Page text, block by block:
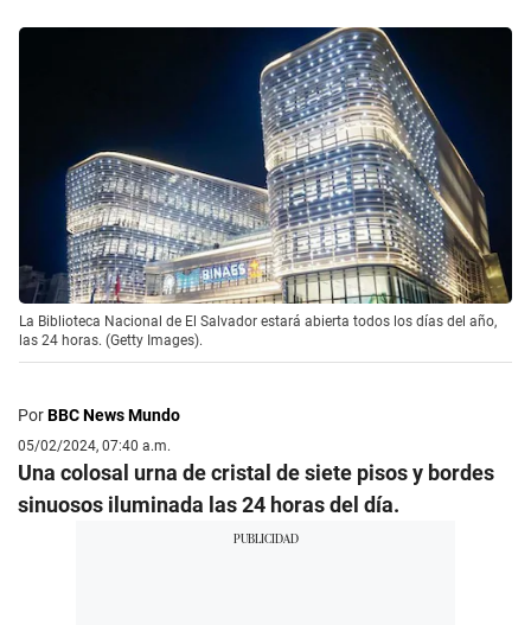
La Biblioteca Nacional de El Salvador estará abierta todos los días del año,
las 24 horas. (Getty Images).
PorBBC News Mundo
05/02/2024, 07:40 a.m.
Una colosal urna de cristal de siete pisos y bordes
sinuosos iluminada las 24 horas del día.